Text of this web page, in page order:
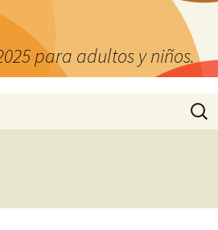
para adultos y niños.
Buscar: